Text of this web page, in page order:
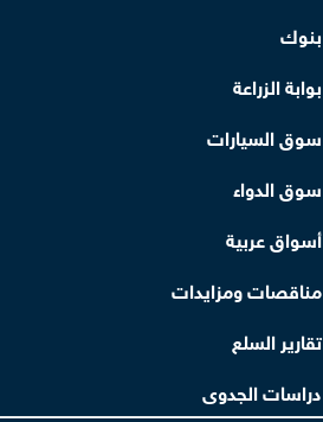
بنوك
بوابة الزراعة
سوق السيارات
سوق الدواء
أسواق عربية
مناقصات ومزايدات
تقارير السلع
دراسات الجدوى